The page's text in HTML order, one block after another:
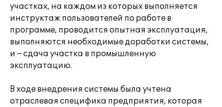
участках, на каждом из которых выполняется
инструктаж пользователей по работе в
программе, проводится опытная эксплуатация,
выполняются необходимые доработки системы,
и – сдача участка в промышленную
эксплуатацию.
В ходе внедрения системы была учтена
отраслевая специфика предприятия, которая